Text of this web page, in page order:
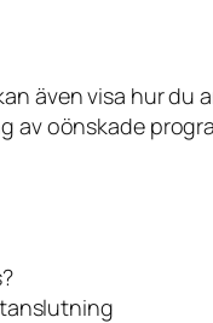
även visa hur du
av oönskade